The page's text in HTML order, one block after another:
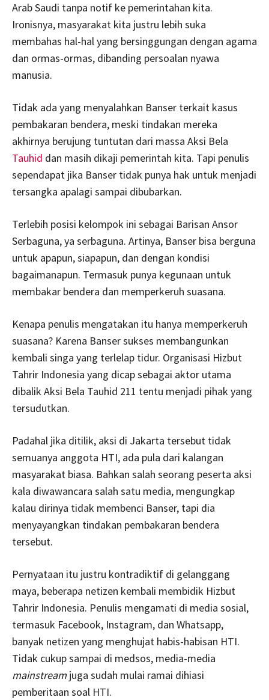
Arab Saudi tanpa notif ke pemerintahan kita.
Ironisnya, masyarakat kita justru lebih suka
membahas hal-hal yang bersinggungan dengan agama
dan ormas-ormas, dibanding persoalan nyawa
manusia.
Tidak ada yang menyalahkan Banser terkait kasus
pembakaran bendera, meski tindakan mereka
akhirnya berujung tuntutan dari massa Aksi Bela
Tauhid dan masih dikaji pemerintah kita. Tapi penulis
sependapat jika Banser tidak punya hak untuk menjadi
tersangka apalagi sampai dibubarkan.
Terlebih posisi kelompok ini sebagai Barisan Ansor
Serbaguna, ya serbaguna. Artinya, Banser bisa berguna
untuk apapun, siapapun, dan dengan kondisi
bagaimanapun. Termasuk punya kegunaan untuk
membakar bendera dan memperkeruh suasana.
Kenapa penulis mengatakan itu hanya memperkeruh
suasana? Karena Banser sukses membangunkan
kembali singa yang terlelap tidur. Organisasi Hizbut
Tahrir Indonesia yang dicap sebagai aktor utama
dibalik Aksi Bela Tauhid 211 tentu menjadi pihak yang
tersudutkan.
Padahal jika ditilik, aksi di Jakarta tersebut tidak
semuanya anggota HTI, ada pula dari kalangan
masyarakat biasa. Bahkan salah seorang peserta aksi
kala diwawancara salah satu media, mengungkap
kalau dirinya tidak membenci Banser, tapi dia
menyayangkan tindakan pembakaran bendera
tersebut.
Pernyataan itu justru kontradiktif di gelanggang
maya, beberapa netizen kembali membidik Hizbut
Tahrir Indonesia. Penulis mengamati di media sosial,
termasuk Facebook, Instagram, dan Whatsapp,
banyak netizen yang menghujat habis-habisan HTI.
Tidak cukup sampai di medsos, media-media
mainstream juga sudah mulai ramai dihiasi
pemberitaan soal HTI.